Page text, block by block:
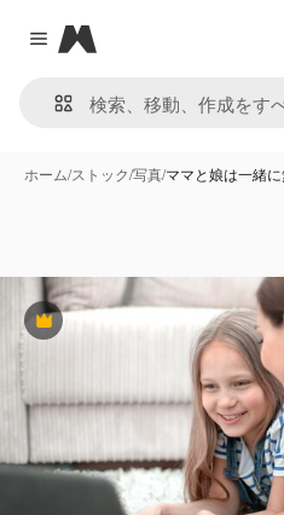
Close menu
Magnific
ホーム/ストック/写真/ママと娘は一緒
Premium